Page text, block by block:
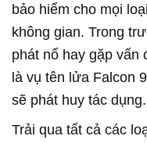
bảo hiểm cho mọi
không gian. Trong
phát nổ hay gặp vấn
là vụ tên lửa Falcon
sẽ phát huy tác dụng.
Trải qua tất cả các